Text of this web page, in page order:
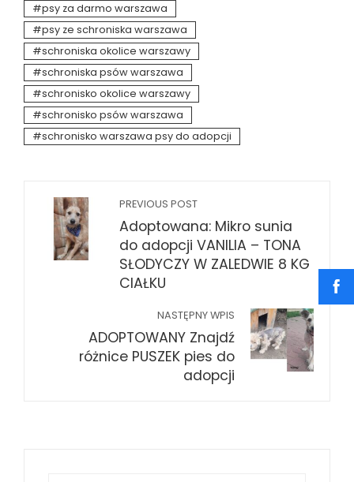
psy za darmo warszawa
psy ze schroniska warszawa
schroniska okolice warszawy
schroniska psów warszawa
schronisko okolice warszawy
schronisko psów warszawa
schronisko warszawa psy do adopcji
PREVIOUS POST
Adoptowana: Mikro sunia
do adopcji VANILIA – TONA
SŁODYCZY W ZALEDWIE 8 KG
CIAŁKU
NASTĘPNY WPIS
ADOPTOWANY Znajdź
różnice PUSZEK pies do
adopcji